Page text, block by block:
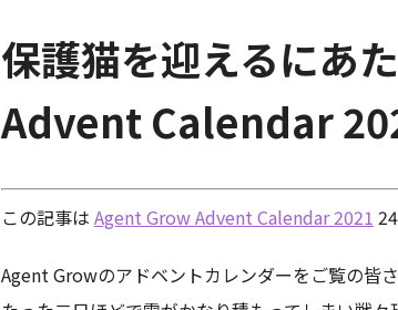
保護猫を迎えるにあ
Advent Calendar
この記事は Agent Grow Advent Calendar 2021
Agent Growのアドベントカレンダーをご覧の皆